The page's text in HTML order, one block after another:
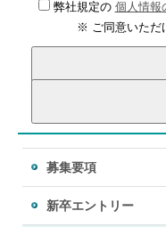
弊社規定の 個人情報
※ ご同意いただ
募集要項
新卒エントリー